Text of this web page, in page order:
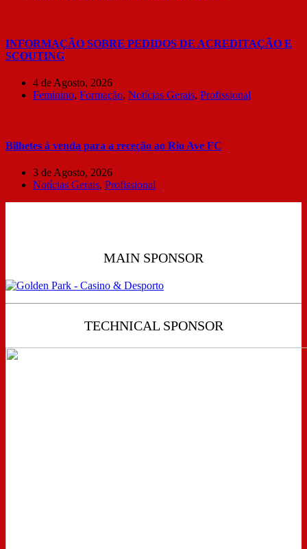
INFORMAÇÃO SOBRE PEDIDOS DE ACREDITAÇÃO E
SCOUTING
4 de Agosto, 2026
Feminino, Formação, Notícias Gerais, Profissional
Bilhetes à venda para a receção ao Rio Ave FC
3 de Agosto, 2026
Notícias Gerais, Profissional
MAIN SPONSOR
TECHNICAL SPONSOR